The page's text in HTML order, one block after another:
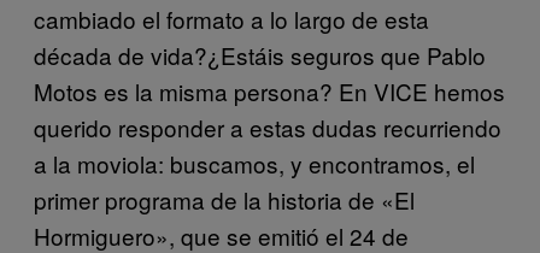
cambiado el formato a lo largo de esta
década de vida?¿Estáis seguros que Pablo
Motos es la misma persona? En VICE hemos
querido responder a estas dudas recurriendo
a la moviola: buscamos, y encontramos, el
primer programa de la historia de «El
Hormiguero», que se emitió el 24 de